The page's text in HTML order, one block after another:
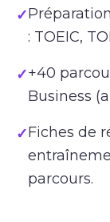
✓
: TOEIC,
✓+40
Business
✓Fiches de
parcours.